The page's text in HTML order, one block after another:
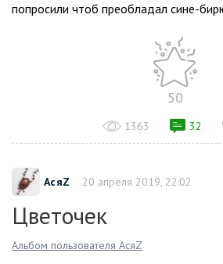
попросили чтоб преобладал сине-
50
1363 32
АсяZ 20 апреля 2019, 22:02
Цветочек
Альбом пользователя АсяZ